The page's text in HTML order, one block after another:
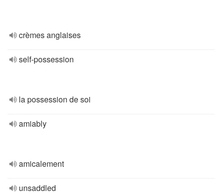
crèmes anglaises
self-possession
la possession de soi
amiably
amicalement
unsaddled